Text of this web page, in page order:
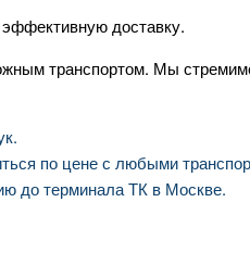
доставку.
транспортом. Мы
по цене с любыми
до терминала ТК в Москве.